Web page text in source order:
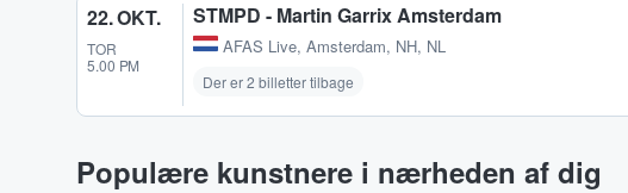
22. OKT.
TOR
5.00 PM
STMPD - Martin Garrix Amsterdam
AFAS Live, Amsterdam, NH, NL
Der er 2 billetter tilbage
Populære kunstnere i nærheden af dig